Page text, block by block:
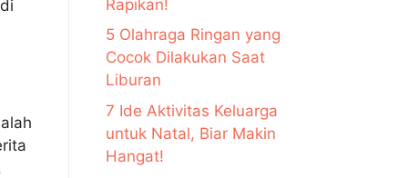
Rapikan!
5 Olahraga Ringan yang
Cocok Dilakukan Saat
Liburan
7 Ide Aktivitas Keluarga
untuk Natal, Biar Makin
Hangat!